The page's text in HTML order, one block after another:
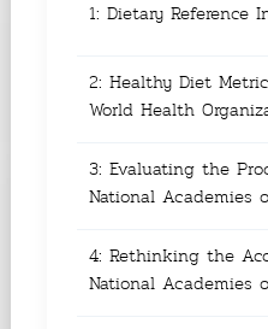
1: Dietary Reference
2: Healthy Diet
World Health
3: Evaluating the
National Academies
4: Rethinking the
National Academies